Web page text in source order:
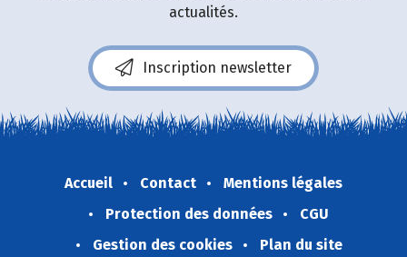
actualités.
Inscription newsletter
Accueil Contact
Mentions légales
Protection des données
CGU
Gestion des cookies
Plan du site